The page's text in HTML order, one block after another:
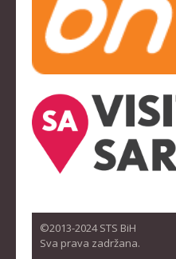
©2013-2024 STS BiH
Sva prava zadržana.